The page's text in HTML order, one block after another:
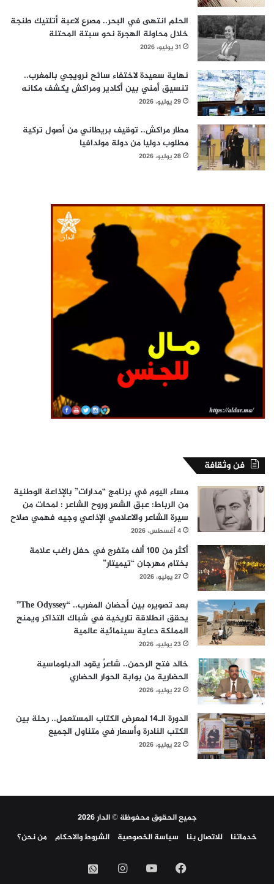
الحلم انتهى في البحر.. مصرع لاعبة أتلتيك طنجة
خلال محاولة الهجرة نحو سبتة المحتلة
31 يوليو، 2026
نهاية سعيدة لاختفاء سائح نرويجي بالمغرب..
تنسيق أمني بين أكادير ومراكش يكشف مكانه
29 يوليو، 2026
مطار مراكش.. توقيف بريطاني من أصول تركية
مطلوب دوليا من دولة مولدافيا
28 يوليو، 2026
فن وثقافة
مساء اليوم في برنامج “مدارات” بالإذاعة الوطنية
من الرباط: عبق الشعر وروح الشاعر : لمحات من
سيرة الشاعر والاعلامي الإذاعي وجيه فهمي صلاح
4 أغسطس، 2026
أكثر من 100 ألف متفرج في حفل راغب علامة
بختام مهرجان “تيميتار”
27 يوليو، 2026
بعد تصويره بين أحضان المغرب.. “The Odyssey”
يحقق انطلاقة تاريخية في شباك التذاكر ويمنح
المملكة دعاية سينمائية عالمية
23 يوليو، 2026
خالد فتح الرحمن.. شاعرٌ يقود الدبلوماسية
الحضارية من بوابة الحوار الحضاري
22 يوليو، 2026
الدورة الـ14 لمعرض الكتاب المستعمل.. رحلة بين
الكتب النادرة وأسعار في متناول الجميع
22 يوليو، 2026
جميع الحقوق محفوظة © الدار 2026
خدماتنا
للاتصال بنا سياسة الخصوصية الشروط والاحكام من نحن؟
فيسبوك‫YouTubeانستقرامواتساب